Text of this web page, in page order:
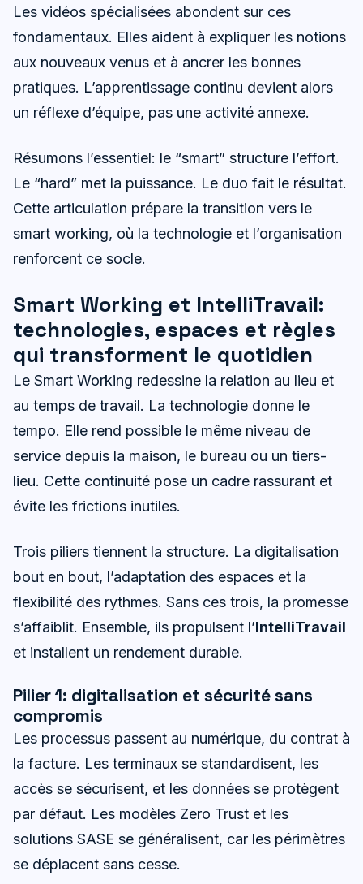
Les vidéos spécialisées abondent sur ces
fondamentaux. Elles aident à expliquer les notions
aux nouveaux venus et à ancrer les bonnes
pratiques. L’apprentissage continu devient alors
un réflexe d’équipe, pas une activité annexe.
Résumons l’essentiel: le “smart” structure l’effort.
Le “hard” met la puissance. Le duo fait le résultat.
Cette articulation prépare la transition vers le
smart working, où la technologie et l’organisation
renforcent ce socle.
Smart Working et IntelliTravail:
technologies, espaces et règles
qui transforment le quotidien
Le Smart Working redessine la relation au lieu et
au temps de travail. La technologie donne le
tempo. Elle rend possible le même niveau de
service depuis la maison, le bureau ou un tiers-
lieu. Cette continuité pose un cadre rassurant et
évite les frictions inutiles.
Trois piliers tiennent la structure. La digitalisation
bout en bout, l’adaptation des espaces et la
flexibilité des rythmes. Sans ces trois, la promesse
s’affaiblit. Ensemble, ils propulsent l’IntelliTravail
et installent un rendement durable.
Pilier 1: digitalisation et sécurité sans
compromis
Les processus passent au numérique, du contrat à
la facture. Les terminaux se standardisent, les
accès se sécurisent, et les données se protègent
par défaut. Les modèles Zero Trust et les
solutions SASE se généralisent, car les périmètres
se déplacent sans cesse.